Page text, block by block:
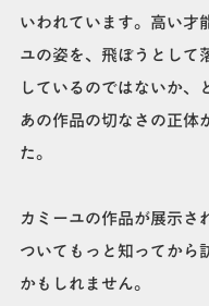
いわれています。高い才
ユの姿を、飛ぼうとして
しているのではないか、
あの作品の切なさの正体
た。
カミーユの作品が展示さ
ついてもっと知ってから
かもしれません。